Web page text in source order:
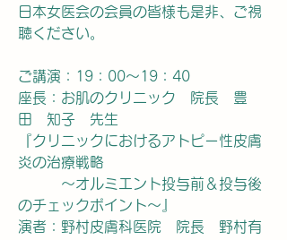
日本女医会の会員の皆様も是非、ご視
聴ください。
ご講演：19：00～19：40
座長：お肌のクリニック　院長　豊
田　知子　先生
『クリニックにおけるアトピー性皮膚
炎の治療戦略
～オルミエント投与前＆投与後
のチェックポイント～
演者：野村皮膚科医院　院長　野村有